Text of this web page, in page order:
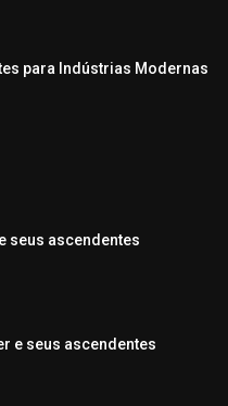
para Indústrias Modernas
seus ascendentes
e seus ascendentes